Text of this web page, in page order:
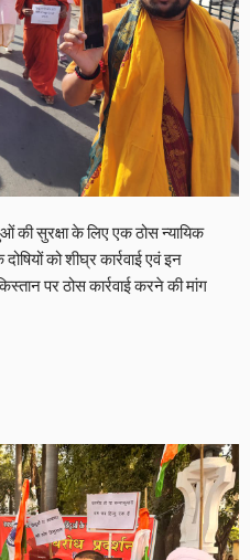
की सुरक्षा के लिए एक ठोस न्यायिक
को शीघ्र कार्रवाई एवं इन
पर ठोस कार्रवाई करने की मांग